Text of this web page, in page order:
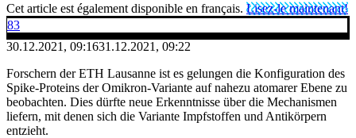
Cet article est également disponible en français. Lisez-le maintenant!
83
30.12.2021, 09:1631.12.2021, 09:22
Forschern der ETH Lausanne ist es gelungen die Konfiguration des
Spike-Proteins der Omikron-Variante auf nahezu atomarer Ebene zu
beobachten. Dies dürfte neue Erkenntnisse über die Mechanismen
liefern, mit denen sich die Variante Impfstoffen und Antikörpern
entzieht.